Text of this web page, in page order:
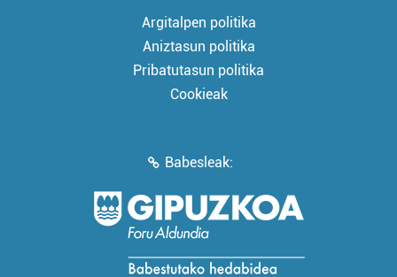
Argitalpen politika
Aniztasun politika
Pribatutasun politika
Cookieak
Babesleak: